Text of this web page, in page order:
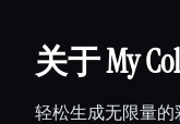
关于 My
轻松生成无限量的